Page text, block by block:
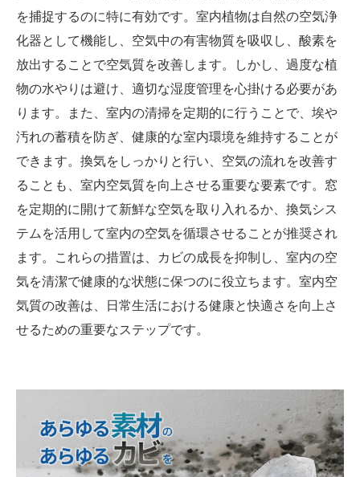
を捕捉するのに特に有効です。室内植物は自然の空気浄
化器として機能し、空気中の有害物質を吸収し、酸素を
放出することで空気質を改善します。しかし、過度な植
物の水やりは避け、適切な湿度管理を心掛ける必要があ
ります。また、室内の清掃を定期的に行うことで、埃や
汚れの蓄積を防ぎ、健康的な室内環境を維持することが
できます。換気をしっかりと行い、空気の流れを改善す
ることも、室内空気質を向上させる重要な要素です。窓
を定期的に開けて新鮮な空気を取り入れるか、換気シス
テムを活用して室内の空気を循環させることが推奨され
ます。これらの措置は、カビの成長を抑制し、室内の空
気を清潔で健康的な状態に保つのに役立ちます。室内空
気質の改善は、日常生活における健康と快適さを向上さ
せるための重要なステップです。